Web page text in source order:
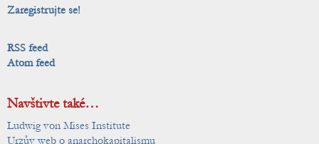
Zaregistrujte se!
RSS feed
Atom feed
Navštivte také…
Ludwig von Mises Institute
Urzův web o anarchokapitalismu